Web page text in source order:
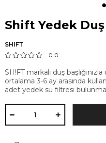
Shift Yedek
SHIFT
0.0
SH!FT markalı duş
ortalama 3-6 ay arasında
adet yedek su filtresi